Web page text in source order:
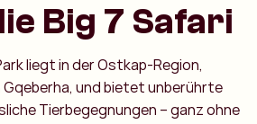
Big 7 Safari
liegt in der Ostkap-Region,
Gqeberha, und bietet unberührte
Tierbegegnungen – ganz ohne